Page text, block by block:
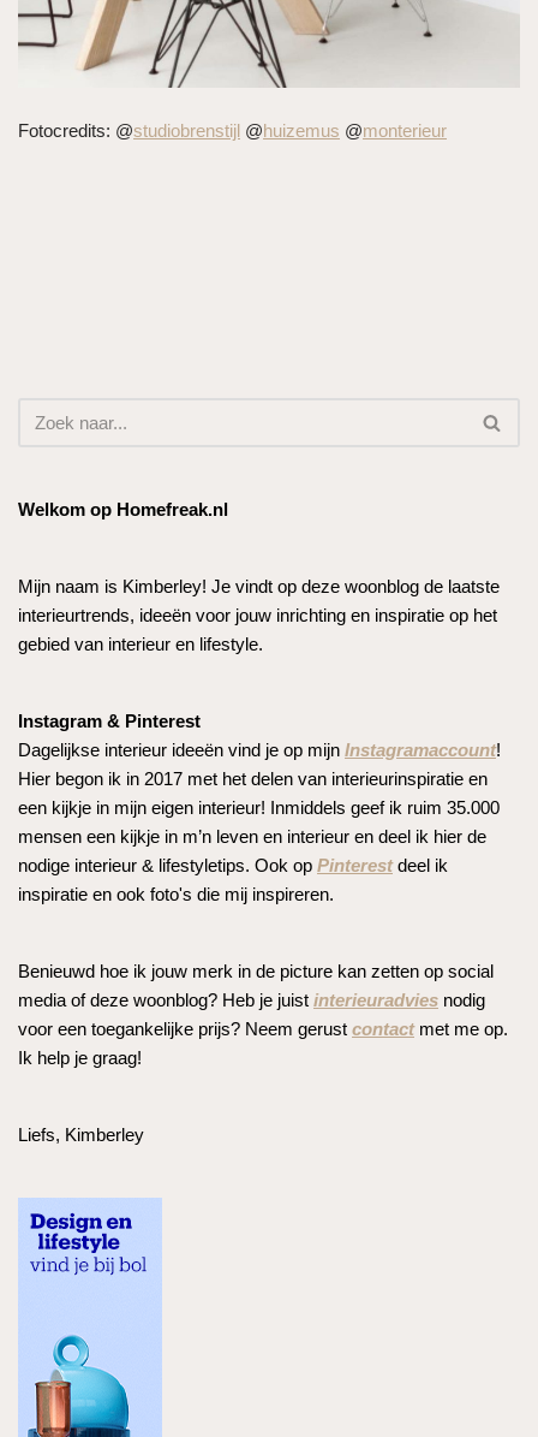
Fotocredits: @studiobrenstijl @huizemus @monterieur
Welkom op Homefreak.nl
Mijn naam is Kimberley! Je vindt op deze woonblog de laatste
interieurtrends, ideeën voor jouw inrichting en inspiratie op het
gebied van interieur en lifestyle.
Instagram & Pinterest
Dagelijkse interieur ideeën vind je op mijn Instagramaccount!
Hier begon ik in 2017 met het delen van interieurinspiratie en
een kijkje in mijn eigen interieur! Inmiddels geef ik ruim 35.000
mensen een kijkje in m’n leven en interieur en deel ik hier de
nodige interieur & lifestyletips. Ook op Pinterestdeel ik
inspiratie en ook foto's die mij inspireren.
Benieuwd hoe ik jouw merk in de picture kan zetten op social
media of deze woonblog? Heb je juist interieuradvies nodig
voor een toegankelijke prijs? Neem gerust contactmet me op.
Ik help je graag!
Liefs, Kimberley